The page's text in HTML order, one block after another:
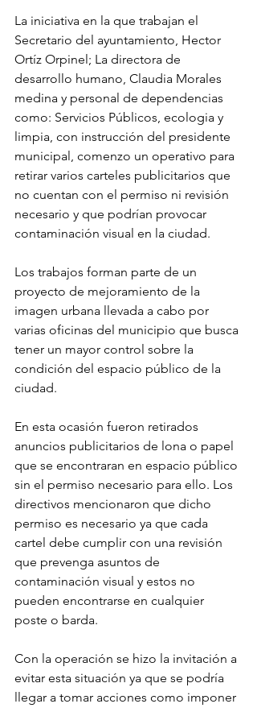
La iniciativa en la que trabajan el
Secretario del ayuntamiento, Hector
Ortíz Orpinel; La directora de
desarrollo humano, Claudia Morales
medina y personal de dependencias
como: Servicios Públicos, ecologia y
limpia, con instrucción del presidente
municipal, comenzo un operativo para
retirar varios carteles publicitarios que
no cuentan con el permiso ni revisión
necesario y que podrían provocar
contaminación visual en la ciudad.
Los trabajos forman parte de un
proyecto de mejoramiento de la
imagen urbana llevada a cabo por
varias oficinas del municipio que busca
tener un mayor control sobre la
condición del espacio público de la
ciudad.
En esta ocasión fueron retirados
anuncios publicitarios de lona o papel
que se encontraran en espacio público
sin el permiso necesario para ello. Los
directivos mencionaron que dicho
permiso es necesario ya que cada
cartel debe cumplir con una revisión
que prevenga asuntos de
contaminación visual y estos no
pueden encontrarse en cualquier
poste o barda.
Con la operación se hizo la invitación a
evitar esta situación ya que se podría
llegar a tomar acciones como imponer